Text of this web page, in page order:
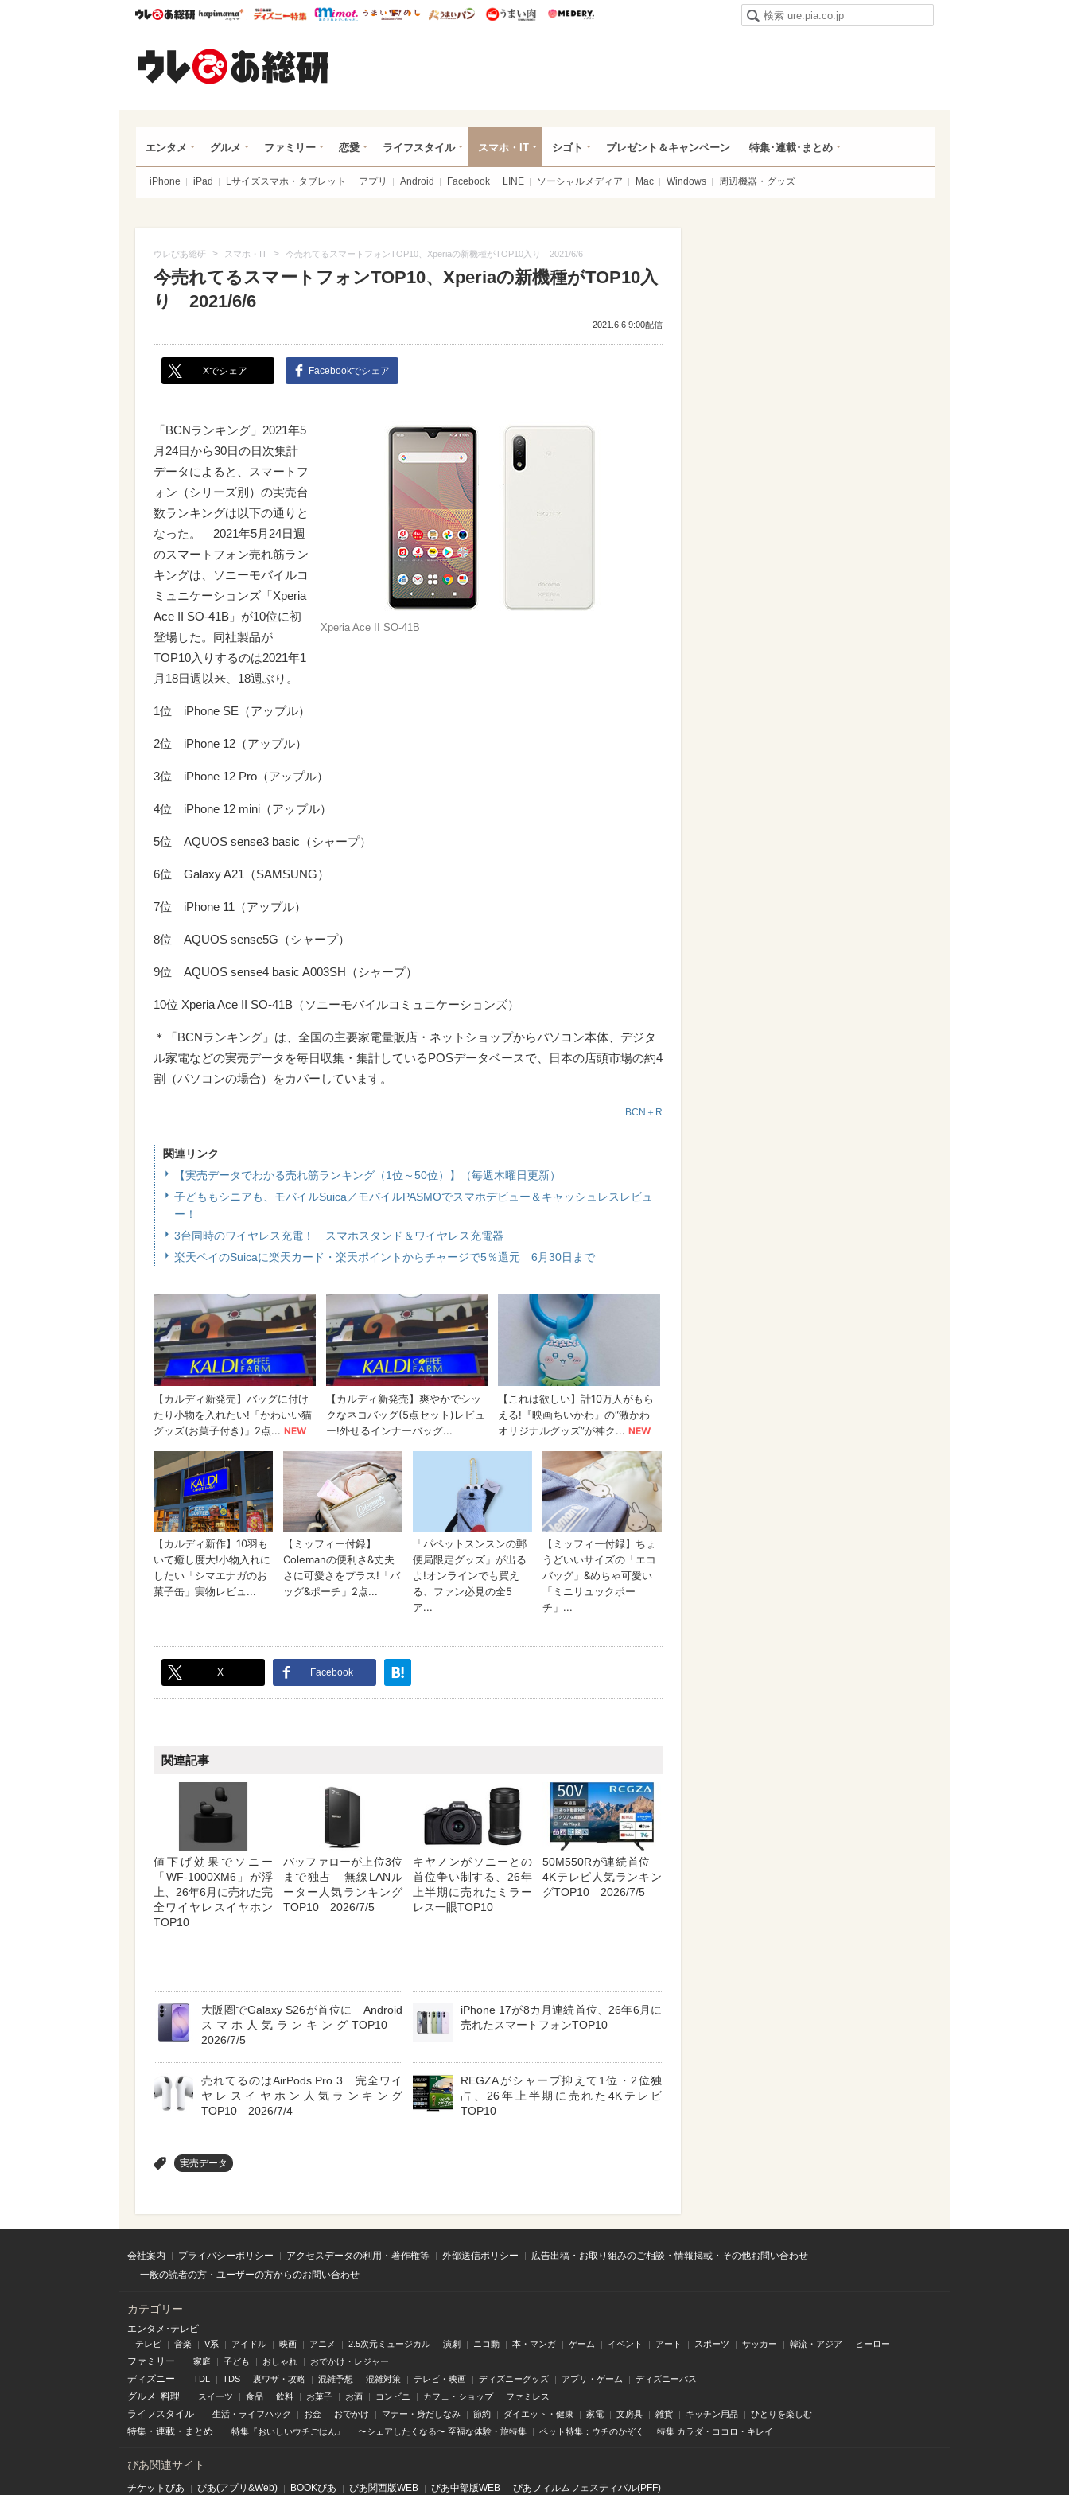
ウレぴあ総研ハピママ* ウレぴあ総研 ディズニー特集
mimot. うまいめし うまいパン うまい肉
エンタメ グルメ ファミリー 恋愛 ライフスタイル スマホ・IT シゴト プレゼント＆キャンペーン 特集･連載･まとめ
iPhone iPad Lサイズスマホ・タブレット アプリ Android Facebook LINE ソーシャルメディア Mac Windows 周辺機器・グッズ
ウレぴあ総研 > スマホ・IT > 今売れてるスマートフォンTOP10、Xperiaの新機種がTOP10入り 2021/6/6
今売れてるスマートフォンTOP10、Xperiaの新機種がTOP10入
り 2021/6/6
2021.6.6 9:00配信
Xでシェア Facebookでシェア
Xperia Ace II SO-41B
「BCNランキング」2021年5
月24日から30日の日次集計
データによると、スマートフ
ォン（シリーズ別）の実売台
数ランキングは以下の通りと
なった。 2021年5月24日週
のスマートフォン売れ筋ラン
キングは、ソニーモバイルコ
ミュニケーションズ「Xperia
Ace II SO-41B」が10位に初
登場した。同社製品が
TOP10入りするのは2021年1
月18日週以来、18週ぶり。
1位 iPhone SE（アップル）
2位 iPhone 12（アップル）
3位 iPhone 12 Pro（アップル）
4位 iPhone 12 mini（アップル）
5位 AQUOS sense3 basic（シャープ）
6位 Galaxy A21（SAMSUNG）
7位 iPhone 11（アップル）
8位 AQUOS sense5G（シャープ）
9位 AQUOS sense4 basic A003SH（シャープ）
10位 Xperia Ace II SO-41B（ソニーモバイルコミュニケーションズ）
＊「BCNランキング」は、全国の主要家電量販店・ネットショップからパソコン本体、デジタ
ル家電などの実売データを毎日収集・集計しているPOSデータベースで、日本の店頭市場の約4
割（パソコンの場合）をカバーしています。
BCN＋R
関連リンク
【実売データでわかる売れ筋ランキング（1位～50位）】（毎週木曜日更新）
子どももシニアも、モバイルSuica／モバイルPASMOでスマホデビュー＆キャッシュレスレビュ
ー！
3台同時のワイヤレス充電！ スマホスタンド＆ワイヤレス充電器
楽天ペイのSuicaに楽天カード・楽天ポイントからチャージで5％還元 6月30日まで
X Facebook
関連記事
値下げ効果でソニー
「WF-1000XM6」が浮
上、26年6月に売れた完
全ワイヤレスイヤホン
TOP10
バッファローが上位3位
まで独占 無線LANル
ーター人気ランキング
TOP10 2026/7/5
キヤノンがソニーとの
首位争い制する、26年
上半期に売れたミラー
レス一眼TOP10
50M550Rが連続首位
4Kテレビ人気ランキン
グTOP10 2026/7/5
大阪圏でGalaxy S26が首位に Android
スマホ人気ランキングTOP10
2026/7/5
iPhone 17が8カ月連続首位、26年6月に
売れたスマートフォンTOP10
売れてるのはAirPods Pro 3 完全ワイ
ヤレスイヤホン人気ランキング
TOP10 2026/7/4
REGZAがシャープ抑えて1位・2位独
占、26年上半期に売れた4Kテレビ
TOP10
実売データ
会社案内 プライバシーポリシー アクセスデータの利用・著作権等 外部送信ポリシー
広告出稿・お取り組みのご相談・情報掲載・その他お問い合わせ
一般の読者の方・ユーザーの方からのお問い合わせ
カテゴリー
エンタメ･テレビ
テレビ 音楽 V系 アイドル 映画 アニメ 2.5次元ミュージカル 演劇 ニコ動 本・マンガ ゲーム イベント アート スポーツ サッカー 韓流・アジア ヒーロー
ファミリー 家庭 子ども おしゃれ おでかけ・レジャー
ディズニー TDL TDS 裏ワザ・攻略 混雑予想 混雑対策 テレビ・映画 ディズニーグッズ アプリ・ゲーム ディズニーパス
グルメ･料理 スイーツ 食品 飲料 お菓子 お酒 コンビニ カフェ・ショップ ファミレス
ライフスタイル 生活・ライフハック お金 おでかけ マナー・身だしなみ 節約 ダイエット・健康 家電 文房具 雑貨 キッチン用品 ひとりを楽しむ
特集 ・ 連載 ・ まとめ 特集『おいしいウチごはん』 〜シェアしたくなる〜 至福な体験・旅特集 ペット特集：ウチのかぞく 特集 カラダ・ココロ・キレイ
ぴあ関連サイト
チケットぴあ ぴあ(アプリ&Web) BOOKぴあ ぴあ関⻄版WEB ぴあ中部版WEB ぴあフィルムフェスティバル(PFF)